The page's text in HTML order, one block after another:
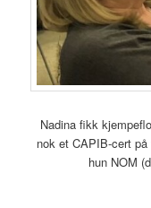
Nadina fikk
nok et CAPIB-cert
hun NOM